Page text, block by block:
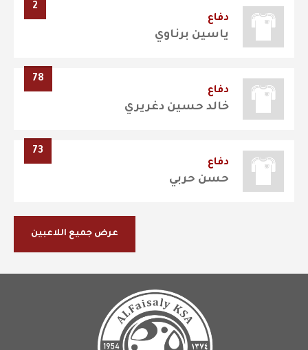
2
دفاع
ياسين برناوي
78
دفاع
خالد حسين دغريري
73
دفاع
حسن حربي
عرض جميع اللاعبين